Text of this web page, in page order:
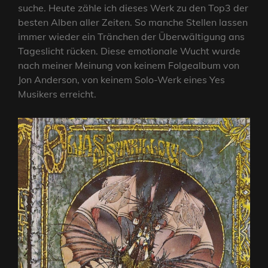
suche. Heute zähle ich dieses Werk zu den Top3 der
besten Alben aller Zeiten. So manche Stellen lassen
immer wieder ein Tränchen der Überwältigung ans
Tageslicht rücken. Diese emotionale Wucht wurde
nach meiner Meinung von keinem Folgealbum von
Jon Anderson, von keinem Solo-Werk eines Yes
Musikers erreicht.